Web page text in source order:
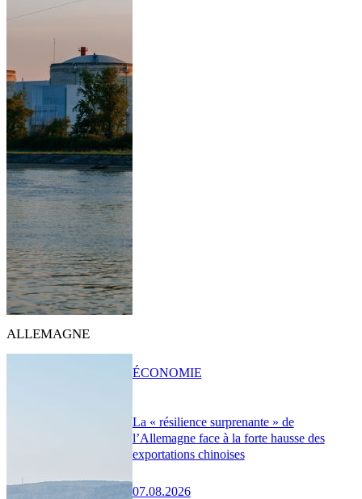
ALLEMAGNE
La « résilience surprenante » de
l’Allemagne face à la forte hausse des
exportations chinoises
07.08.2026
ÉCONOMIE